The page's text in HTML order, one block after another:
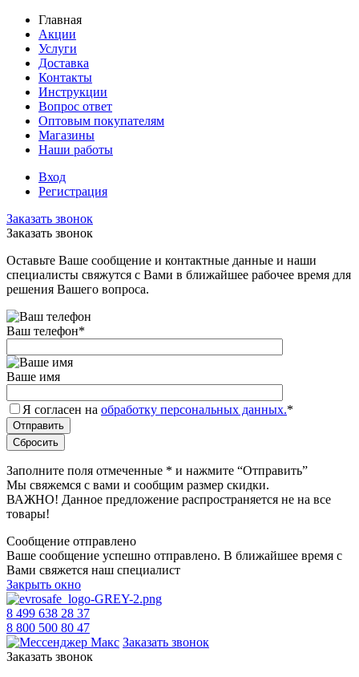
Главная
Акции
Услуги
Доставка
Контакты
Инструкции
Вопрос ответ
Оптовым покупателям
Магазины
Наши работы
Вход
Регистрация
Заказать звонок
Заказать звонок
Оставьте Ваше сообщение и контактные данные и наши
специалисты свяжутся с Вами в ближайшее рабочее время для
решения Вашего вопроса.
Ваш телефон*
Ваше имя
Я согласен на обработку персональных данных.*
Заполните поля отмеченные * и нажмите “Отправить”
Мы свяжемся с вами и сообщим размер скидки.
ВАЖНО! Данное предложение распространяется не на все
товары!
Сообщение отправлено
Ваше сообщение успешно отправлено. В ближайшее время с
Вами свяжется наш специалист
Закрыть окно
8 499 638 28 37
8 800 500 80 47
Заказать звонок
Заказать звонок